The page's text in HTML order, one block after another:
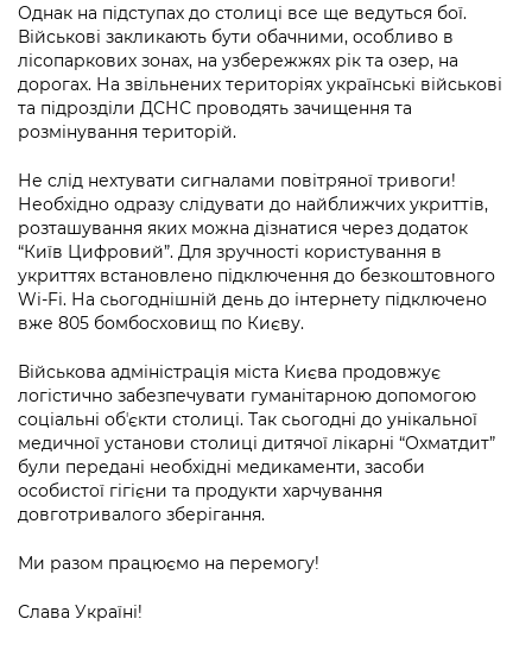
Підприємства, установи, організації
Kyiv International Relations
Річні звіти
Безбар'єрність
Київська міська військова адміністрація
Портал Захисників та Захисниць
Безбар'єрність
Портал послуг
Міський застосунок Київ Цифровий
Важливе під час воєнного стану
Уряд» – місцевий рівень»
Важливе під час воєнного стану
Про відкриті дані
Портал даних Києва
Публічні дашборди
Однак на підступах до столиці все ще ведуться бої.
Військові закликають бути обачними, особливо в
лісопаркових зонах, на узбережжях рік та озер, на
дорогах. На звільнених територіях українські військові
та підрозділи ДСНС проводять зачищення та
розмінування територій.
Не слід нехтувати сигналами повітряної тривоги!
Необхідно одразу слідувати до найближчих укриттів,
розташування яких можна дізнатися через додаток
“Київ Цифровий”. Для зручності користування в
укриттях встановлено підключення до безкоштовного
Wi-Fi. На сьогоднішній день до інтернету підключено
вже 805 бомбосховищ по Києву.
Військова адміністрація міста Києва продовжує
логістично забезпечувати гуманітарною допомогою
соціальні обʼєкти столиці. Так сьогодні до унікальної
медичної установи столиці дитячої лікарні “Охматдит”
були передані необхідні медикаменти, засоби
особистої гігієни та продукти харчування
довготривалого зберігання.
Ми разом працюємо на перемогу!
Слава Україні!